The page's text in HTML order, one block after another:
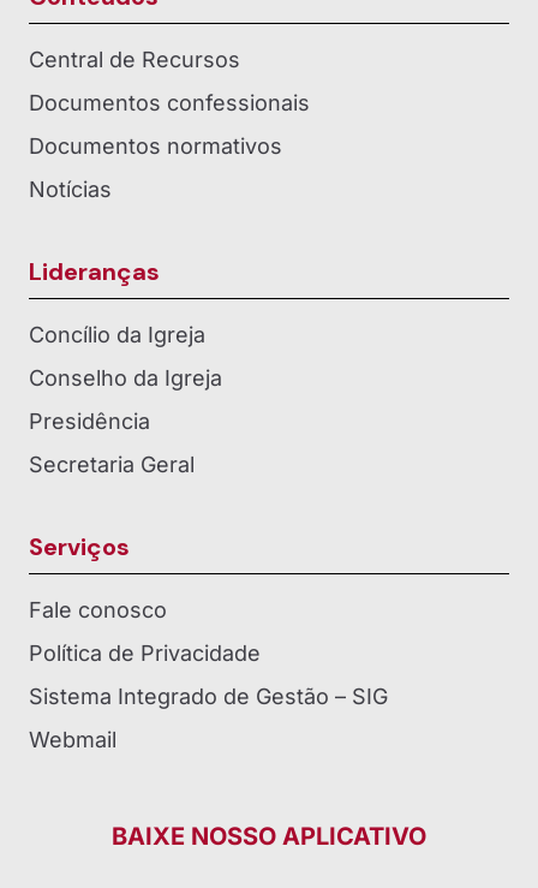
Central de Recursos
Documentos confessionais
Documentos normativos
Notícias
Lideranças
Concílio da Igreja
Conselho da Igreja
Presidência
Secretaria Geral
Serviços
Fale conosco
Política de Privacidade
Sistema Integrado de Gestão – SIG
Webmail
BAIXE NOSSO APLICATIVO